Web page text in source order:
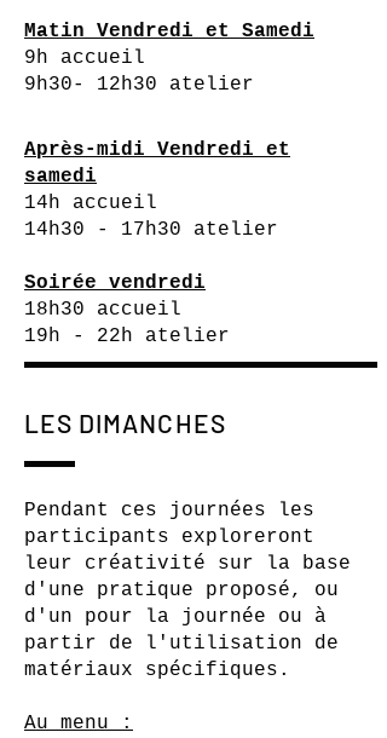
Matin Vendredi et Samedi
9h accueil
9h30- 12h30 atelier
Après-midi Vendredi et
samedi
14h accueil
14h30 - 17h30 atelier
Soirée vendredi
18h30 accueil
19h - 22h atelier
LES DIMANCHES
Pendant ces journées les
participants exploreront
leur créativité sur la base
d'une pratique proposé, ou
d'un pour la journée ou à
partir de l'utilisation de
matériaux spécifiques.
Au menu :